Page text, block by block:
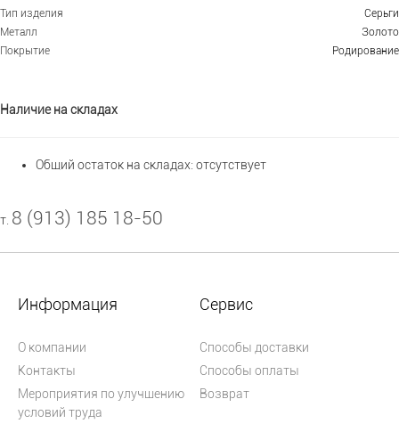
Тип изделия
Серьги
Металл
Золото
Покрытие
Родирование
Наличие на складах
Общий остаток на складах: отсутствует
т. 8 (913) 185 18-50
Информация
О компании
Контакты
Мероприятия по улучшению
условий труда
Сервис
Способы доставки
Способы оплаты
Возврат